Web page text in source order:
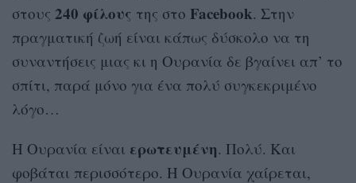
στους 240 φίλους της στο Facebook. Στην
πραγματική ζωή είναι κάπως δύσκολο να τη
συναντήσεις μιας κι η Ουρανία δε βγαίνει απ’ το
σπίτι, παρά μόνο για ένα πολύ συγκεκριμένο
λόγο…
Η Ουρανία είναι ερωτευμένη. Πολύ. Και
φοβάται περισσότερο. Η Ουρανία χαίρεται,